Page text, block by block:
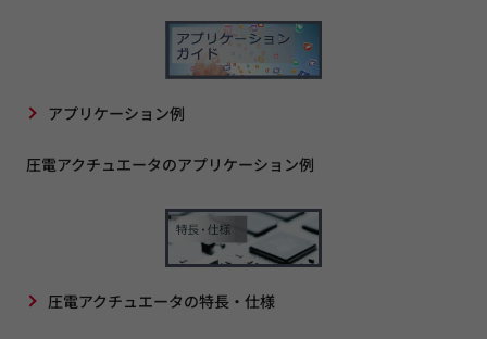
アプリケーション例
圧電アクチュエータのアプリケーション例
圧電アクチュエータの特長・仕様